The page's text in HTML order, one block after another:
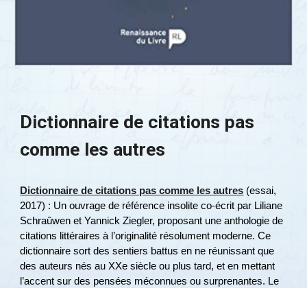
Dictionnaire de citations pas
comme les autres
Dictionnaire de citations pas comme les autres (essai,
2017) : Un ouvrage de référence insolite co-écrit par Liliane
Schraûwen et Yannick Ziegler, proposant une anthologie de
citations littéraires à l’originalité résolument moderne. Ce
dictionnaire sort des sentiers battus en ne réunissant que
des auteurs nés au XXe siècle ou plus tard, et en mettant
l’accent sur des pensées méconnues ou surprenantes​. Le